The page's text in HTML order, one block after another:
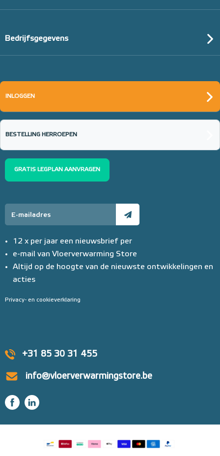
+31 85 30 31 455
info@vloerverwarmingstore.be
Bedrijfsgegevens
INLOGGEN
BESTELLING HERROEPEN
GRATIS LEGPLAN AANVRAGEN
12 x per jaar een nieuwsbrief per
e-mail van Vloerverwarming Store
Altijd op de hoogte van de nieuwste ontwikkelingen en
acties
Privacy- en cookieverklaring